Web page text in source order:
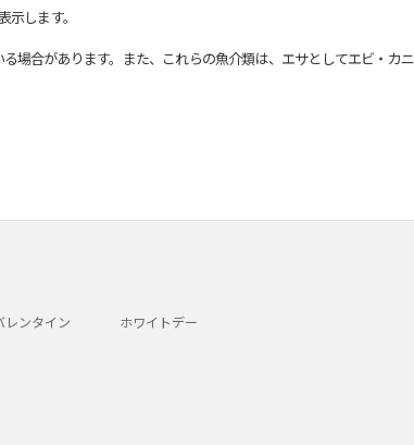
します。
合があります。また、これらの魚介類は、エサとしてエビ・カニ
レンタイン ホワイトデー